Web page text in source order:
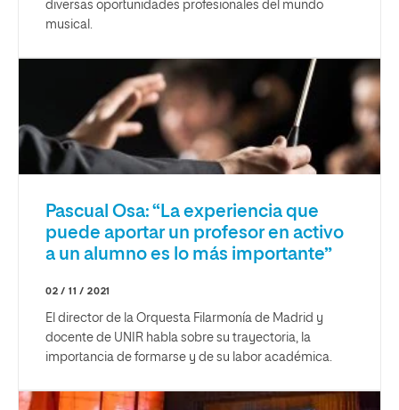
diversas oportunidades profesionales del mundo
musical.
Pascual Osa: “La experiencia que
puede aportar un profesor en activo
a un alumno es lo más importante”
02 / 11 / 2021
El director de la Orquesta Filarmonía de Madrid y
docente de UNIR habla sobre su trayectoria, la
importancia de formarse y de su labor académica.